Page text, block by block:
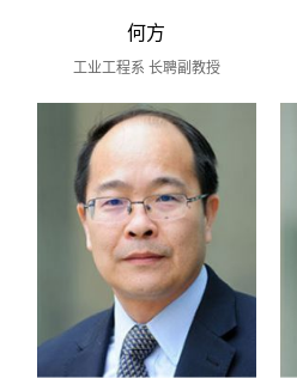
何方
工业工程系 长聘副教授